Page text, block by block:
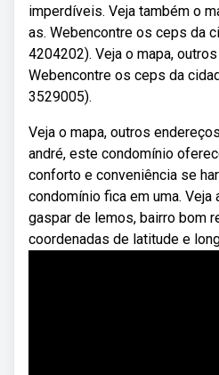
imperdíveis. Veja também o
as. Webencontre os ceps da
4204202). Veja o mapa,
Webencontre os ceps da
3529005).
Veja o mapa, outros
andré, este condomínio
conforto e conveniência se
condomínio fica em uma. Veja
gaspar de lemos, bairro bom
coordenadas de latitude e